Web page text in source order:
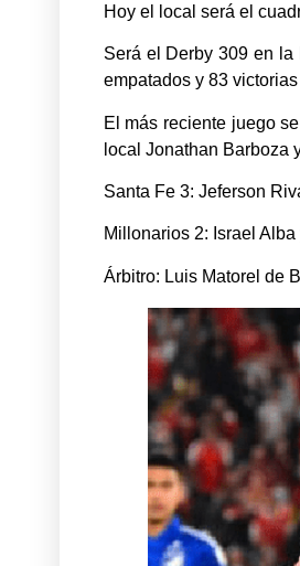
Hoy el local será el
Será el Derby 309 en la
empatados y 83
El más reciente juego
local Jonathan Barboza
Santa Fe 3: Jeferson
Millonarios 2: Israel
Árbitro: Luis Matorel de